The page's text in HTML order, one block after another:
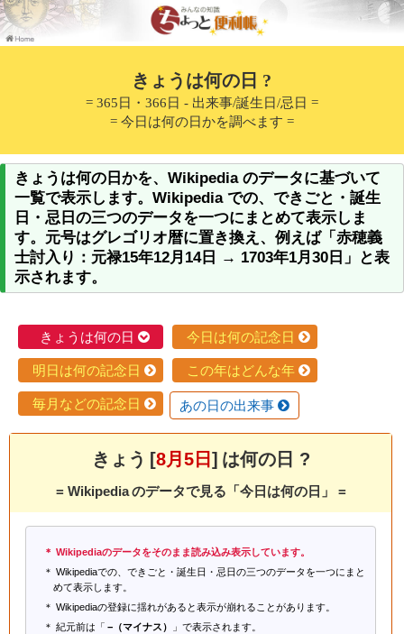
きょうは何の日 ?
= 365日・366日 - 出来事/誕生日/忌日 =
= 今日は何の日かを調べます =
きょうは何の日かを、Wikipedia のデータに基づいて
一覧で表示します。Wikipedia での、できごと・誕生
日・忌日の三つのデータを一つにまとめて表示しま
す。元号はグレゴリオ暦に置き換え、例えば「赤穂義
士討入り：元禄15年12月14日 → 1703年1月30日」と表
示されます。
きょうは何の日 今日は何の記念日
明日は何の記念日 この年はどんな年
毎月などの記念日 あの日の出来事
きょう [8月5日 ] は何の日 ?
= Wikipedia のデータで見る「今日は何の日」 =
Wikipediaのデータをそのまま読み込み表示しています。
Wikipediaでの、できごと・誕生日・忌日の三つのデータを一つにまと
めて表示します。
Wikipediaの登録に揺れがあると表示が崩れることがあります。
紀元前は「 −（マイナス）
」で表示されます。